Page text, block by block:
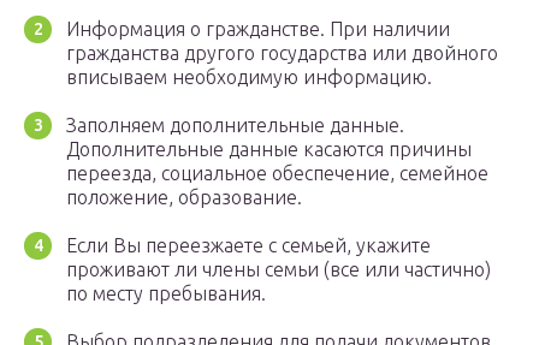
Информация о гражданстве. При наличии
гражданства другого государства или двойного
вписываем необходимую информацию.
Заполняем дополнительные данные.
Дополнительные данные касаются причины
переезда, социальное обеспечение, семейное
положение, образование.
Если Вы переезжаете с семьей, укажите
проживают ли члены семьи (все или частично)
по месту пребывания.